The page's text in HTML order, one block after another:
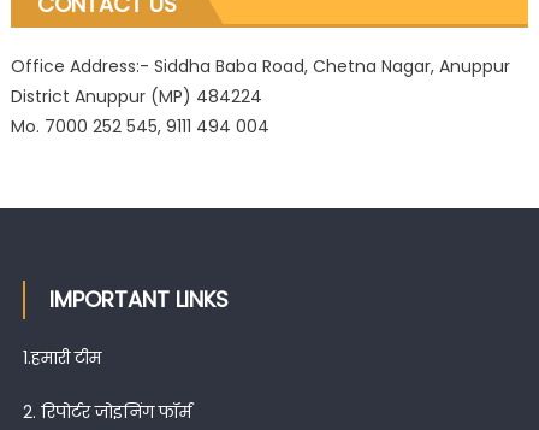
Office Address:- Siddha Baba Road, Chetna Nagar, Anuppur
District Anuppur (MP) 484224
Mo. 7000 252 545, 9111 494 004
IMPORTANT LINKS
1.हमारी टीम
2. रिपोर्टर जोइनिंग फॉर्म